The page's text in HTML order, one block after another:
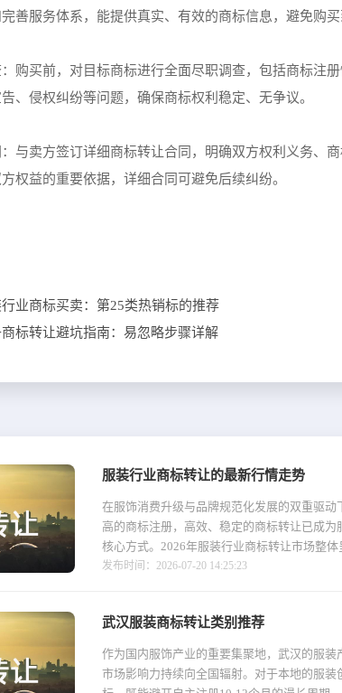
善服务体系，能提供真实、有效的商标信息，避免购
购买前，对目标商标进行全面尽职调查，包括商标注
、侵权纠纷等问题，确保商标权利稳定、无争议。
与卖方签订详细商标转让合同，明确双方权利义务、
权益的重要依据，详细合同可避免后续纠纷。
业商标买卖：第25类热销标的推荐
标转让避坑指南：易忽略步骤详解
服装行业商标转让的最新行情走势
在服饰消费升级与品牌规范化发展的双重驱
高的商标注册，高效、稳定的商标转让已成
核心方式。2026年服装行业商标转让市场整体
发布时间：2026-07-20 14:25:23
武汉服装商标转让类别推荐
作为国内服饰产业的重要集聚地，武汉的服
市场影响力持续向全国辐射。对于本地的服